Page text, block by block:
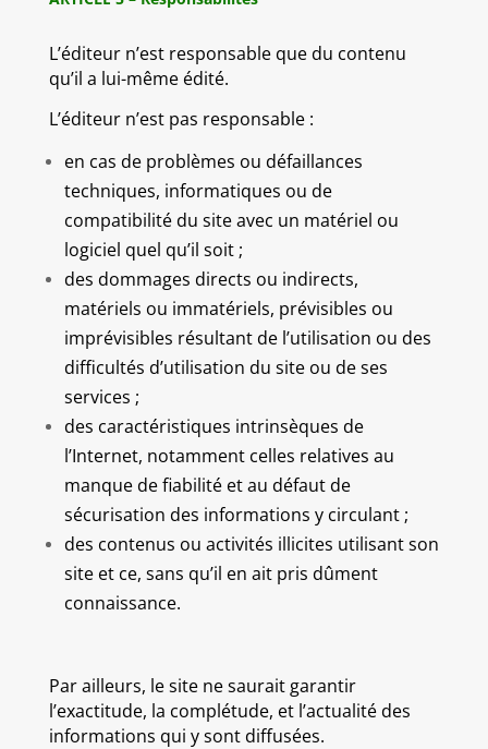
L’éditeur n’est responsable que du contenu
qu’il a lui-même édité.
L’éditeur n’est pas responsable :
en cas de problèmes ou défaillances
techniques, informatiques ou de
compatibilité du site avec un matériel ou
logiciel quel qu’il soit ;
des dommages directs ou indirects,
matériels ou immatériels, prévisibles ou
imprévisibles résultant de l’utilisation ou des
difficultés d’utilisation du site ou de ses
services ;
des caractéristiques intrinsèques de
l’Internet, notamment celles relatives au
manque de fiabilité et au défaut de
sécurisation des informations y circulant ;
des contenus ou activités illicites utilisant son
site et ce, sans qu’il en ait pris dûment
connaissance.
Par ailleurs, le site ne saurait garantir
l’exactitude, la complétude, et l’actualité des
informations qui y sont diffusées.